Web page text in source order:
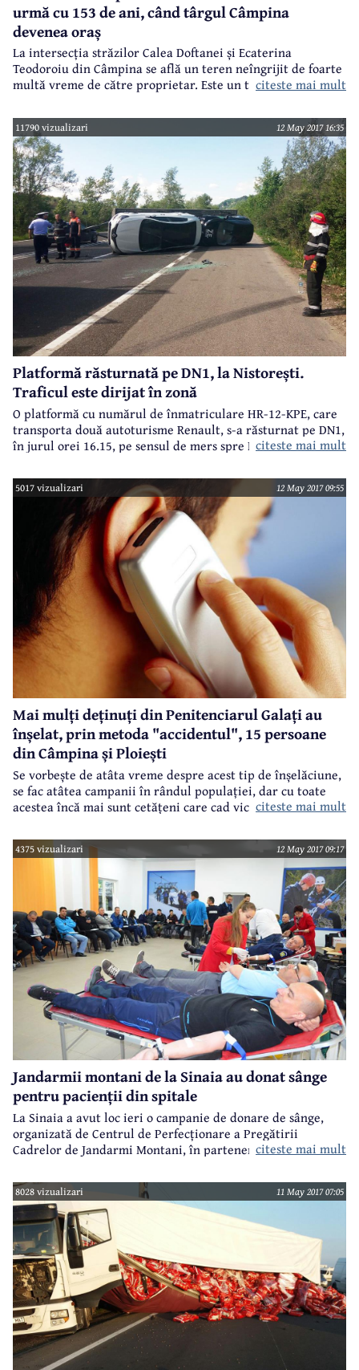
urmă cu 153 de ani, când târgul Câmpina
devenea oraș
La intersecția străzilor Calea Doftanei și Ecaterina
Teodoroiu din Câmpina se află un teren neîngrijit de foarte
multă vreme de către proprietar. Este un teren destul de
curățat de gunoaie. Asta mai mult din respect
pentru crucea de piatră aflată lângă acest teren, un
monument realizat în jurul anului 1864, cu contribuția
locuitorilor din zonă.
citeste mai mult
11790 vizualizari 12 May 2017 16:35
Platformă răsturnată pe DN1, la Nistorești.
Traficul este dirijat în zonă
O platformă cu numărul de înmatriculare HR-12-KPE, care
transporta două autoturisme Renault, s-a răsturnat pe DN1,
în jurul orei 16.15, pe sensul de mers spre Brașov, înciteste mai mult
5017 vizualizari 12 May 2017 09:55
Mai mulți deținuți din Penitenciarul Galați au
înșelat, prin metoda "accidentul", 15 persoane
din Câmpina și Ploiești
Se vorbește de atâta vreme despre acest tip de înșelăciune,
se fac atâtea campanii în rândul populației, dar cu toate
acestea încă mai sunt cetățeni care cad victime escrocilor.
telefon 15 persoane din Câmpina și Ploiești, prejudicul în
acest caz fiind de aproximativ 71.600 lei.
citeste mai mult
4375 vizualizari 12 May 2017 09:17
Jandarmii montani de la Sinaia au donat sânge
pentru pacienții din spitale
La Sinaia a avut loc ieri o campanie de donare de sânge,
organizată de Centrul de Perfecționare a Pregătirii
Cadrelor de Jandarmi Montani, în parteneriat cu Centrul
montani li s-au alăturat și cursanții de la mai multe secții și
posturi montane din țară, care se pregătesc la Sinaia,
precum și jandarmii de la detașamentele din Sinaia și
Bușteni și agenții de la Poliția Sinaia.
citeste mai mult
8028 vizualizari 11 May 2017 07:05